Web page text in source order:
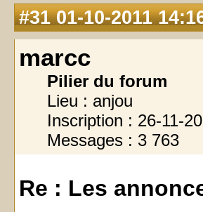
#31 01-10-2011
marcc
Pilier du forum
Lieu : anjou
Inscription : 26-11-
Messages : 3 763
Re : Les